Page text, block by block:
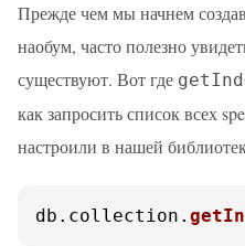
Прежде чем мы начнем
наобум, часто полезно
существуют. Вот где
как запросить список всех
настроили в нашей
db. collection .